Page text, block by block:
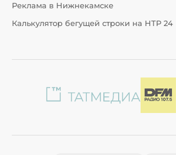
Реклама в Нижнекамске
Калькулятор бегущей строки на НТР 24